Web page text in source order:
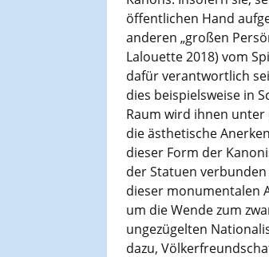
öffentlichen Hand
anderen „großen
Lalouette 2018) vom
dafür verantwortlich
dies beispielsweise in
Raum wird ihnen
die ästhetische
dieser Form der
der Statuen
dieser monumentalen
um die Wende zum
ungezügelten
dazu,